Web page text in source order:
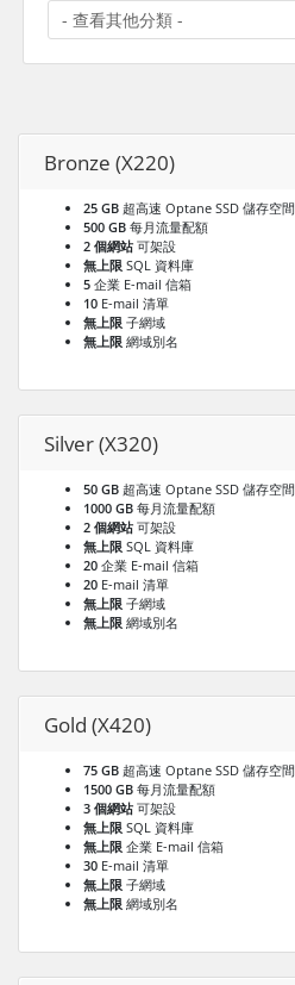
Bronze (X220)
25 GB 超高速 Optane SSD 儲存空間
500 GB 每月流量配額
2 個網站 可架設
無上限 SQL 資料庫
5 企業 E-mail 信箱
10 E-mail 清單
無上限 子網域
無上限 網域別名
Silver (X320)
50 GB 超高速 Optane SSD 儲存空間
1000 GB 每月流量配額
2 個網站 可架設
無上限 SQL 資料庫
20 企業 E-mail 信箱
20 E-mail 清單
無上限 子網域
無上限 網域別名
Gold (X420)
75 GB 超高速 Optane SSD 儲存空間
1500 GB 每月流量配額
3 個網站 可架設
無上限 SQL 資料庫
無上限 企業 E-mail 信箱
30 E-mail 清單
無上限 子網域
無上限 網域別名